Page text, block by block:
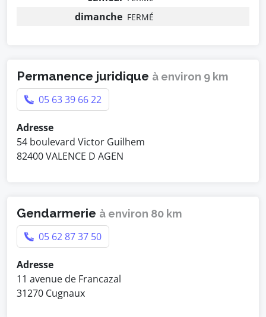
dimanche FERMÉ
Permanence juridique à environ 9 km
05 63 39 66 22
Adresse
54 boulevard Victor Guilhem
82400 VALENCE D AGEN
Gendarmerie à environ 80 km
05 62 87 37 50
Adresse
11 avenue de Francazal
31270 Cugnaux